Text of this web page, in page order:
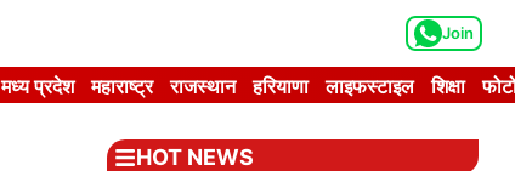
Join
मध्य प्रदेश महाराष्ट्र राजस्थान हरियाणा लाइफस्टाइल शिक्षा
HOT NEWS